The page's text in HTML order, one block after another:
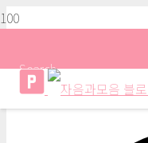
Search